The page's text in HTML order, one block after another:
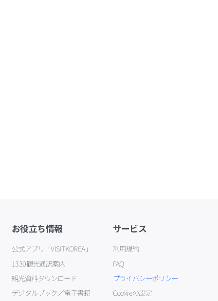
お役立ち情報
公式アプリ「VISITKOREA」
1330観光通訳案内
観光資料ダウンロード
デジタルブック／電子書籍
サービス
利用規約
FAQ
プライバシーポリシー
Cookieの設定